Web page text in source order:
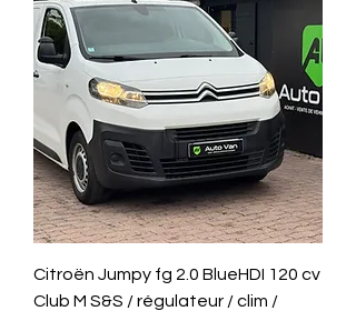
Citroën Jumpy fg 2.0 BlueHDI 120 cv
Club M S&S / régulateur / clim /